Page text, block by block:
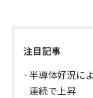
注目記事
半導体好況に
連続で上昇